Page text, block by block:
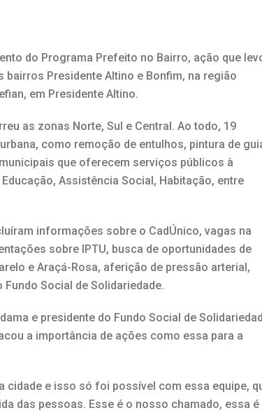
do Programa Prefeito no Bairro, ação que
Presidente Altino e Bonfim, na região
em Presidente Altino.
as zonas Norte, Sul e Central. Ao todo, 19
como remoção de entulhos, pintura de
que oferecem serviços públicos à
Assistência Social, Habitação, entre
informações sobre o CadÚnico, vagas na
sobre IPTU, busca de oportunidades de
e Araçá-Rosa, aferição de pressão arterial,
Social de Solidariedade.
e presidente do Fundo Social de
a importância de ações como essa para a
cidade e isso só foi possível com essa equipe,
das pessoas. Esse é o nosso chamado, essa é